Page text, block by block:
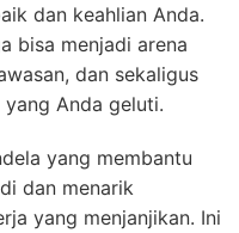
dan keahlian Anda.
bisa menjadi arena
dan sekaligus
Anda geluti.
yang membantu
dan menarik
yang menjanjikan. Ini